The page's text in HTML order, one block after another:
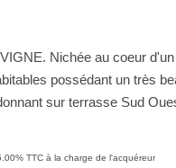
Nichée au coeur
possédant un très
sur terrasse Sud
TTC à la charge de l'acquéreur